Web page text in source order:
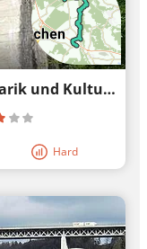
Mangfall-Wanderung mit Kulinarik und Kultur rund um Valley
Hard